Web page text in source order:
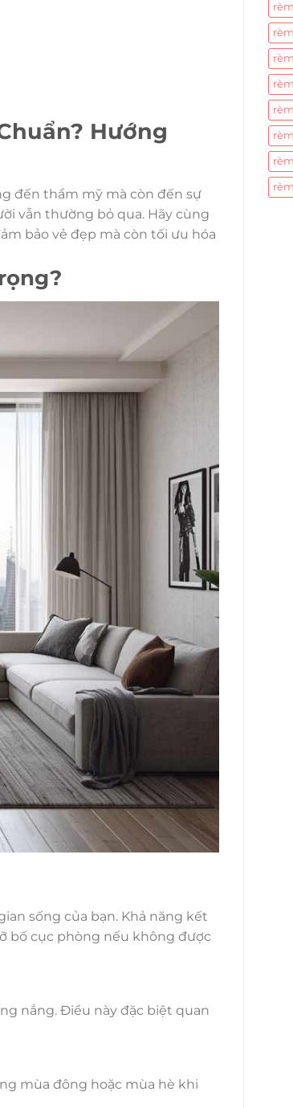
Hướng
đến thẩm mỹ mà còn đến sự
vẫn thường bỏ qua. Hãy cùng
bảo vẻ đẹp mà còn tối ưu hóa
sống của bạn. Khả năng kết
bố cục phòng nếu không được
nắng. Điều này đặc biệt quan
mùa đông hoặc mùa hè khi